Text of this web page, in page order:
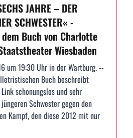
JAHRE – DER
SCHWESTER« -
Buch von Charlotte
Wiesbaden
um 19:30 Uhr in der Wartburg. --
Buch beschreibt
schonungslos und sehr
Schwester gegen den
Kampf, den diese 2012 mit nur